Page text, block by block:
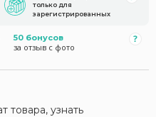
только для
зарегистрированных
50 бонусов
за отзыв с фото
товара, узнать